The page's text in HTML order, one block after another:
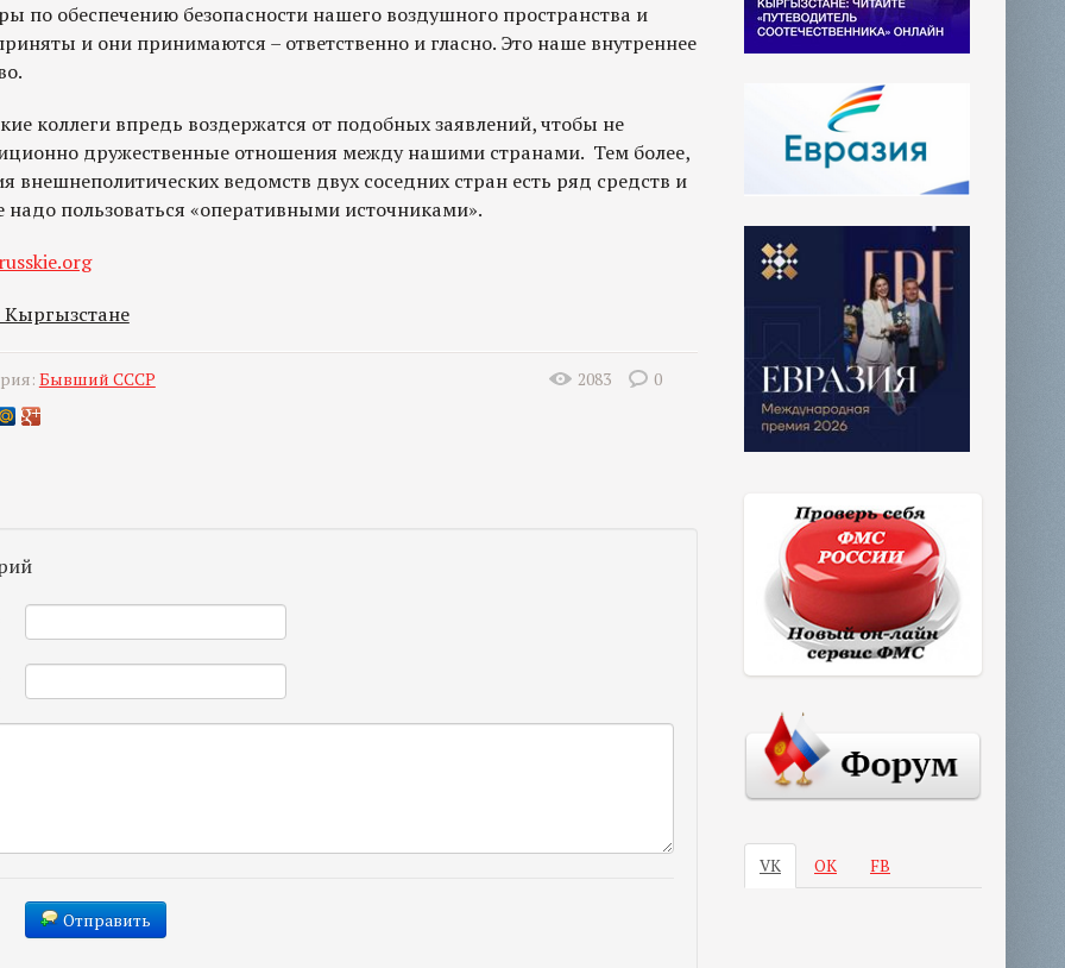
по обеспечению безопасности нашего воздушного пространства и
и они принимаются – ответственно и гласно. Это наше внутреннее
коллеги впредь воздержатся от подобных заявлений, чтобы не
дружественные отношения между нашими странами. Тем более,
внешнеполитических ведомств двух соседних стран есть ряд средств и
надо пользоваться «оперативными источниками».
Кыргызстане
Бывший СССР 2083
0
Отправить
VK ОК FB